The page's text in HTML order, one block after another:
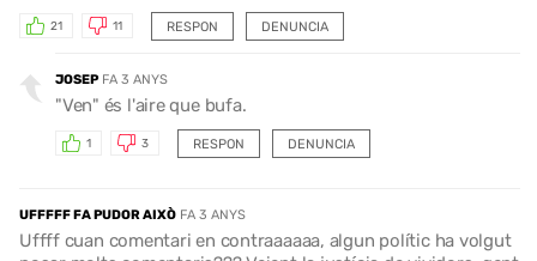
RESPON
21 11 DENUNCIA
JOSEP FA 3 ANYS
"Ven" és l'aire que bufa.
RESPON
1 3 DENUNCIA
UFFFFF FA PUDOR AIXÒ FA 3 ANYS
Uffff cuan comentari en contraaaaaa, algun polític ha volgut